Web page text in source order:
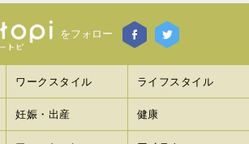
をフォロー
ワークスタイル ライフスタイル
妊娠・出産 健康